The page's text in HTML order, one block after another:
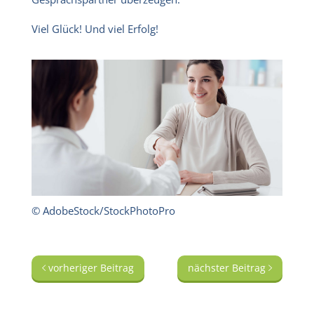
Viel Glück! Und viel Erfolg!
© AdobeStock/StockPhotoPro
vorheriger Beitrag nächster Beitrag